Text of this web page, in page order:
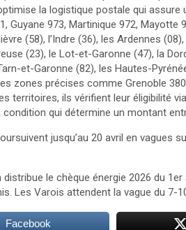
la logistique postale qui assure
Guyane 973, Martinique 972, Mayotte
(58), l’Indre (36), les Ardennes
(23), le Lot-et-Garonne (47), la
et-Garonne (82), les Hautes-
zones précises comme Grenoble
territoires, ils vérifient leur éligibilité
qui détermine un montant
jusqu’au 20 avril en vagues
distribue le chèque énergie 2026 du
Les Varois attendent la vague du
Facebook